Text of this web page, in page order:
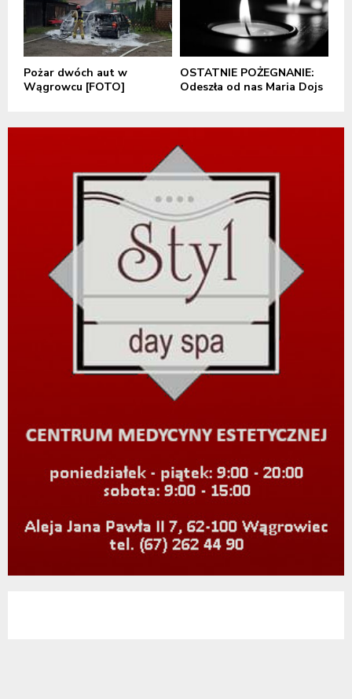
Pożar dwóch aut w
Wągrowcu [FOTO]
OSTATNIE POŻEGNANIE:
Odeszła od nas Maria Dojs